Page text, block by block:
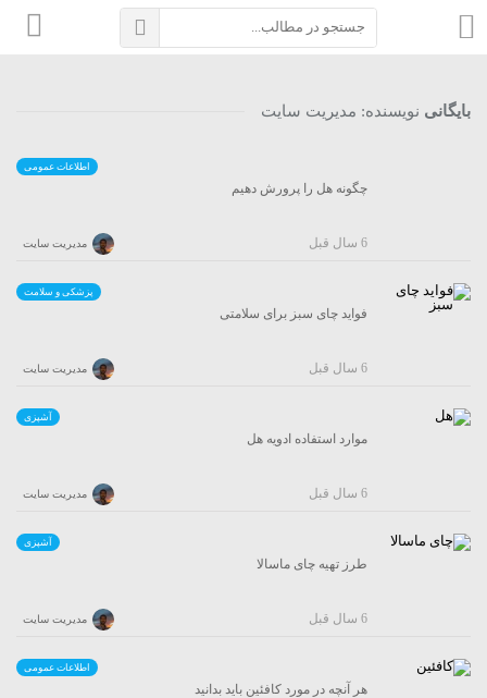
بایگانی نویسنده: مدیریت سایت
اطلاعات عمومی
چگونه هل را پرورش دهیم
مدیریت سایت 6 سال قبل
پزشکی و سلامت
فواید چای سبز برای سلامتی
مدیریت سایت 6 سال قبل
آشپزی
موارد استفاده ادویه هل
مدیریت سایت 6 سال قبل
آشپزی
طرز تهیه چای ماسالا
مدیریت سایت 6 سال قبل
اطلاعات عمومی
هر آنچه در مورد کافئین باید بدانید